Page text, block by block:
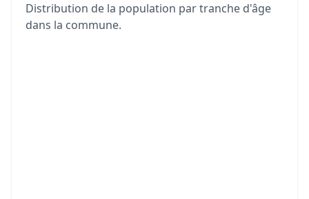
Distribution de la population par tranche d'âge
dans la commune.